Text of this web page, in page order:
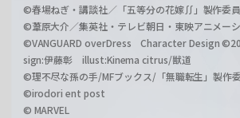
©春場ねぎ・講談社／「五等分の花嫁∬」製作委員
©葦原大介／集英社・テレビ朝日・東映アニメー
©VANGUARD overDress Character Design
sign:伊藤彰 illust:Kinema citrus/獣道
©理不尽な孫の手/MFブックス/「無職転生」製作
©irodori ent post
© MARVEL